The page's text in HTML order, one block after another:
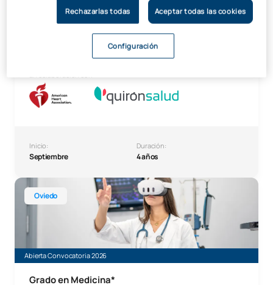
Abierta Convocatoria 2026
Grado en Enfermería*
Inicio:
Septiembre
Duración:
4 años
Oviedo
Abierta Convocatoria 2026
Grado en Medicina*
Grado en Medicina Oviedo
Rechazarlas todas Aceptar todas las cookies
Configuración